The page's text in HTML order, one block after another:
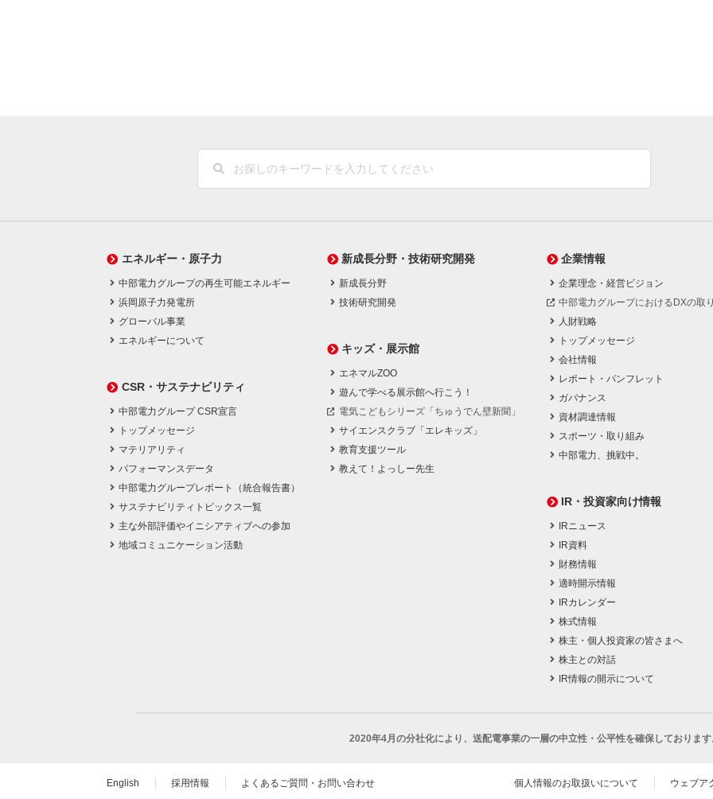
エネルギー・原子力
中部電力グループの再生可能エネルギー
浜岡原子力発電所
グローバル事業
エネルギーについて
CSR・サステナビリティ
中部電力グループ CSR宣言
トップメッセージ
マテリアリティ
パフォーマンスデータ
中部電力グループレポート（統合報告書）
サステナビリティトピックス一覧
主な外部評価やイニシアティブへの参加
地域コミュニケーション活動
新成長分野・技術研究開発
新成長分野
技術研究開発
キッズ・展示館
エネマルZOO
遊んで学べる展示館へ行こう！
電気こどもシリーズ「ちゅうでん壁新聞」
サイエンスクラブ「エレキッズ」
教育支援ツール
教えて！よっしー先生
企業情報
企業理念・経営ビジョン
中部電力グループにおけるDXの取
人財戦略
トップメッセージ
会社情報
レポート・パンフレット
ガバナンス
資材調達情報
スポーツ・取り組み
中部電力、挑戦中。
IR・投資家向け情報
IRニュース
IR資料
財務情報
適時開示情報
IRカレンダー
株式情報
株主・個人投資家の皆さまへ
株主との対話
IR情報の開示について
2020年4月の分社化により、 送配電事業の一層の中立性・公平性を確保しております
English 採用情報 よくあるご質問・お問い合わせ 個人情報のお取扱いについて ウェブア